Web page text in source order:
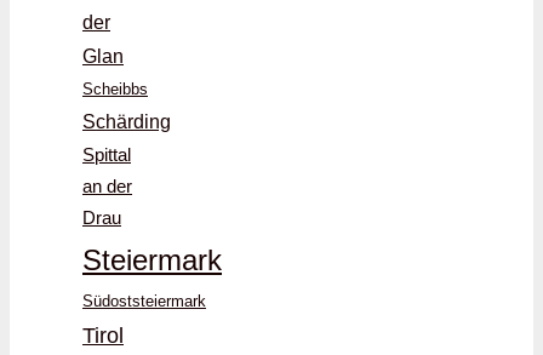
der
Glan
Scheibbs
Schärding
Spittal
an der
Drau
Steiermark
Südoststeiermark
Tirol